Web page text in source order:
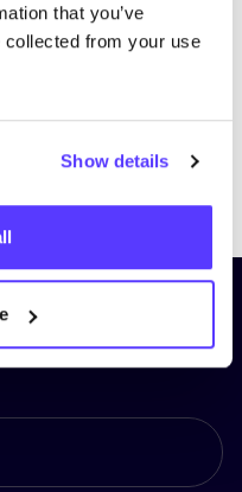
that you’ve
collected from your use
Show details
lettre
informé !